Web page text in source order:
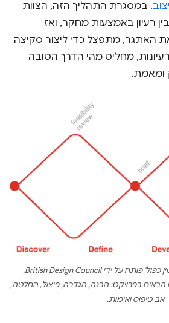
. במסגרת התהליך הזה, הצוות
רעיון באמצעות מחקר, ואז
האתגר, מתפצל כדי ליצור סקיצה
מחליט מהי הדרך הטובה
ומאמת.
מודל תהליך העיצוב 'מעוין כפול' פותח על ידי British Design Council.
הבאים בפרויקט:הבנה,הגדרה,פיצול,החלטה,
אב טיפוסואימות.